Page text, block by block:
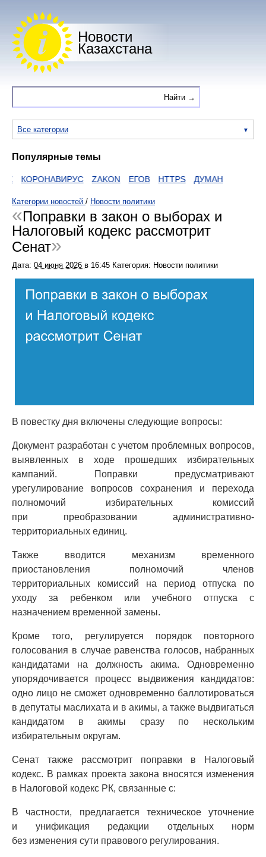
Новости
Казахстана
Все категории
Популярные темы
КОРОНАВИРУС ZAKON ЕГОВ HTTPS ДУМАН
Категории новостей / Новости политики
Поправки в закон о выборах и
Налоговый кодекс рассмотрит
Сенат
Дата: 04 июня 2026 в 16:45 Категория: Новости политики
В повестку дня включены следующие вопросы:
Документ разработан с учетом проблемных вопросов,
выявленных в ходе прошедших избирательных
кампаний. Поправки предусматривают
урегулирование вопросов сохранения и перехода
полномочий избирательных комиссий
при преобразовании административно-
территориальных единиц.
Также вводится механизм временного
приостановления полномочий членов
территориальных комиссий на период отпуска по
уходу за ребенком или учебного отпуска с
назначением временной замены.
Кроме того, регулируется порядок повторного
голосования в случае равенства голосов, набранных
кандидатами на должность акима. Одновременно
упорядочивается процесс выдвижения кандидатов:
одно лицо не сможет одновременно баллотироваться
в депутаты маслихата и в акимы, а также выдвигаться
кандидатом в акимы сразу по нескольким
избирательным округам.
Сенат также рассмотрит поправки в Налоговый
кодекс. В рамках проекта закона вносятся изменения
в Налоговой кодекс РК, связанные с:
В частности, предлагается техническое уточнение
и унификация редакции отдельных норм
без изменения сути правового регулирования.